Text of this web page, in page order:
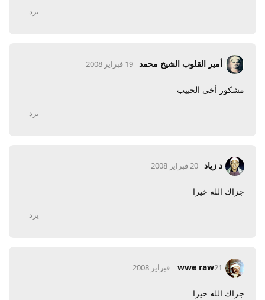
يرد
أمير القلوب الشيخ محمد 19 فبراير 2008
مشكور أخى الحبيب
يرد
د زياد 20 فبراير 2008
جزاك الله خيرا
يرد
wwe raw21 فبراير 2008
جزاك الله خيرا